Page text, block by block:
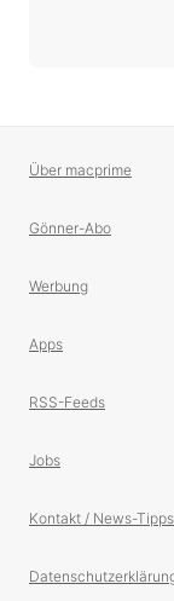
Über macprime
Gönner-Abo
Werbung
Apps
RSS-Feeds
Jobs
Kontakt / News-Tipps